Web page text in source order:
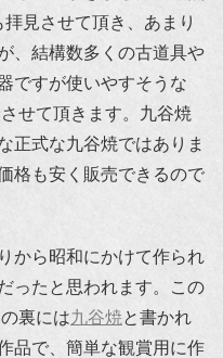
拝見させて頂き、あまり
、結構数多くの古道具や
ですが使いやすそうな
せて頂きます。九谷焼
正式な九谷焼ではありま
格も安く販売できるので
から昭和にかけて作られ
ったと思われます。この
裏には九谷焼と書かれ
品で、簡単な観賞用に作